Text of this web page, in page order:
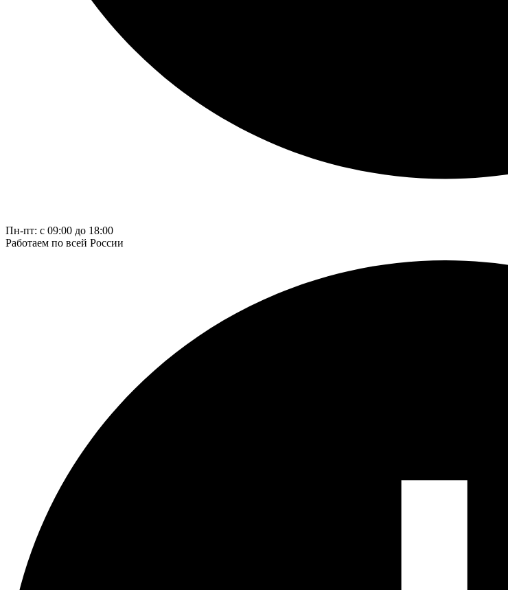
Пн-пт: с 09:00 до 18:00
Работаем по всей России